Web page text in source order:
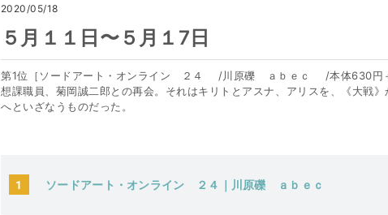
2020/05/18
５月１１日〜５月１7日
第1位［ソードアート・オンライン ２４ /川原礫 ａｂｅｃ /本体630円
想課職員、菊岡誠二郎との再会。それはキリトとアスナ、アリスを、《大戦》
へといざなうものだった。
1 ソードアート・オンライン ２４｜川原礫